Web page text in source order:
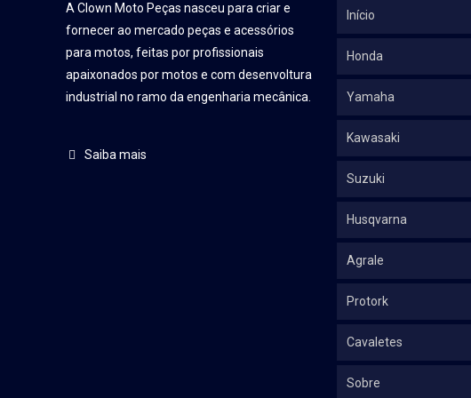
A Clown Moto Peças nasceu para criar e
fornecer ao mercado peças e acessórios
para motos, feitas por profissionais
apaixonados por motos e com desenvoltura
industrial no ramo da engenharia mecânica.
Saiba mais
Início
Honda
Yamaha
Kawasaki
Suzuki
Husqvarna
Agrale
Protork
Cavaletes
Sobre